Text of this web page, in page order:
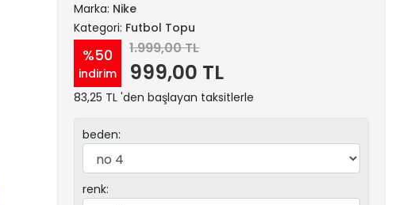
Marka: Nike
Kategori: Futbol Topu
%50
indirim
1.999,00 TL
999,00 TL
83,25 TL 'den başlayan taksitlerle
beden:
renk: